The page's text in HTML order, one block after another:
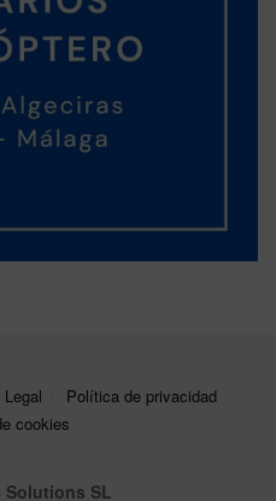
Política de privacidad
cookies
Solutions SL